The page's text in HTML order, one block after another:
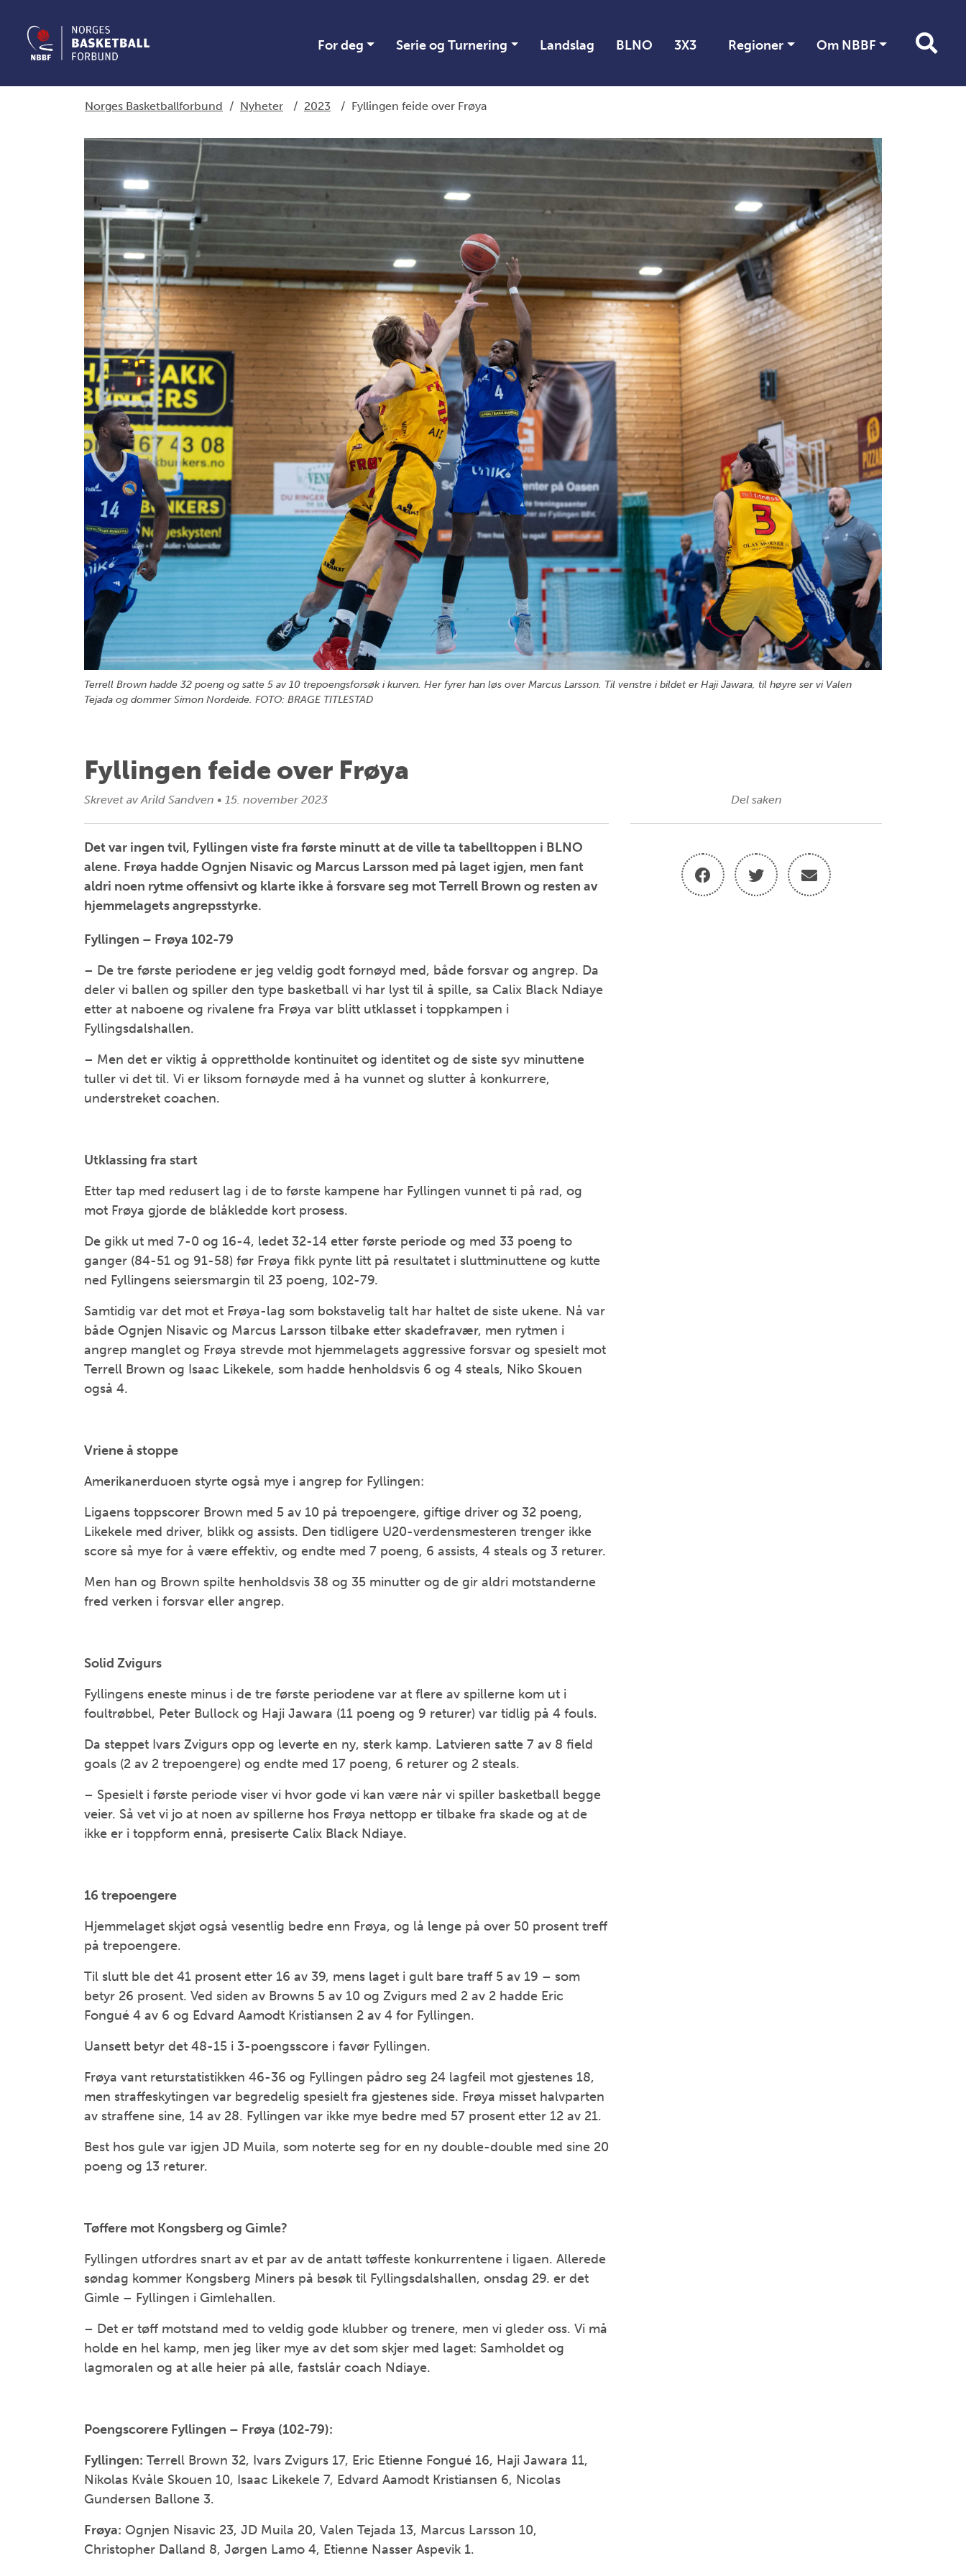
For deg Serie og Turnering Landslag BLNO 3X3 Regioner Om NBBF
Norges Basketballforbund / Nyheter / 2023 / Fyllingen feide over Frøya
Terrell Brown hadde 32 poeng og satte 5 av 10 trepoengsforsøk i kurven. Her fyrer han løs over Marcus Larsson. Til venstre i bildet er Haji Jawara, til høyre ser vi Valen
Tejada og dommer Simon Nordeide. FOTO: BRAGE TITLESTAD
Fyllingen feide over Frøya
Skrevet av Arild Sandven • 15. november 2023
Det var ingen tvil, Fyllingen viste fra første minutt at de ville ta tabelltoppen i BLNO
alene. Frøya hadde Ognjen Nisavic og Marcus Larsson med på laget igjen, men fant
aldri noen rytme offensivt og klarte ikke å forsvare seg mot Terrell Brown og resten av
hjemmelagets angrepsstyrke.
Fyllingen – Frøya 102-79
– De tre første periodene er jeg veldig godt fornøyd med, både forsvar og angrep. Da
deler vi ballen og spiller den type basketball vi har lyst til å spille, sa Calix Black Ndiaye
etter at naboene og rivalene fra Frøya var blitt utklasset i toppkampen i
Fyllingsdalshallen.
– Men det er viktig å opprettholde kontinuitet og identitet og de siste syv minuttene
tuller vi det til. Vi er liksom fornøyde med å ha vunnet og slutter å konkurrere,
understreket coachen.
Utklassing fra start
Etter tap med redusert lag i de to første kampene har Fyllingen vunnet ti på rad, og
mot Frøya gjorde de blåkledde kort prosess.
De gikk ut med 7-0 og 16-4, ledet 32-14 etter første periode og med 33 poeng to
ganger (84-51 og 91-58) før Frøya fikk pynte litt på resultatet i sluttminuttene og kutte
ned Fyllingens seiersmargin til 23 poeng, 102-79.
Samtidig var det mot et Frøya-lag som bokstavelig talt har haltet de siste ukene. Nå var
både Ognjen Nisavic og Marcus Larsson tilbake etter skadefravær, men rytmen i
angrep manglet og Frøya strevde mot hjemmelagets aggressive forsvar og spesielt mot
Terrell Brown og Isaac Likekele, som hadde henholdsvis 6 og 4 steals, Niko Skouen
også 4.
Vriene å stoppe
Amerikanerduoen styrte også mye i angrep for Fyllingen:
Ligaens toppscorer Brown med 5 av 10 på trepoengere, giftige driver og 32 poeng,
Likekele med driver, blikk og assists. Den tidligere U20-verdensmesteren trenger ikke
score så mye for å være effektiv, og endte med 7 poeng, 6 assists, 4 steals og 3 returer.
Men han og Brown spilte henholdsvis 38 og 35 minutter og de gir aldri motstanderne
fred verken i forsvar eller angrep.
Solid Zvigurs
Fyllingens eneste minus i de tre første periodene var at flere av spillerne kom ut i
foultrøbbel, Peter Bullock og Haji Jawara (11 poeng og 9 returer) var tidlig på 4 fouls.
Da steppet Ivars Zvigurs opp og leverte en ny, sterk kamp. Latvieren satte 7 av 8 field
goals (2 av 2 trepoengere) og endte med 17 poeng, 6 returer og 2 steals.
– Spesielt i første periode viser vi hvor gode vi kan være når vi spiller basketball begge
veier. Så vet vi jo at noen av spillerne hos Frøya nettopp er tilbake fra skade og at de
ikke er i toppform ennå, presiserte Calix Black Ndiaye.
16 trepoengere
Hjemmelaget skjøt også vesentlig bedre enn Frøya, og lå lenge på over 50 prosent treff
på trepoengere.
Til slutt ble det 41 prosent etter 16 av 39, mens laget i gult bare traff 5 av 19 – som
betyr 26 prosent. Ved siden av Browns 5 av 10 og Zvigurs med 2 av 2 hadde Eric
Fongué 4 av 6 og Edvard Aamodt Kristiansen 2 av 4 for Fyllingen.
Uansett betyr det 48-15 i 3-poengsscore i favør Fyllingen.
Frøya vant returstatistikken 46-36 og Fyllingen pådro seg 24 lagfeil mot gjestenes 18,
men straffeskytingen var begredelig spesielt fra gjestenes side. Frøya misset halvparten
av straffene sine, 14 av 28. Fyllingen var ikke mye bedre med 57 prosent etter 12 av 21.
Best hos gule var igjen JD Muila, som noterte seg for en ny double-double med sine 20
poeng og 13 returer.
Tøffere mot Kongsberg og Gimle?
Fyllingen utfordres snart av et par av de antatt tøffeste konkurrentene i ligaen. Allerede
søndag kommer Kongsberg Miners på besøk til Fyllingsdalshallen, onsdag 29. er det
Gimle – Fyllingen i Gimlehallen.
– Det er tøff motstand med to veldig gode klubber og trenere, men vi gleder oss. Vi må
holde en hel kamp, men jeg liker mye av det som skjer med laget: Samholdet og
lagmoralen og at alle heier på alle, fastslår coach Ndiaye.
Poengscorere Fyllingen – Frøya (102-79):
Fyllingen: Terrell Brown 32, Ivars Zvigurs 17, Eric Etienne Fongué 16, Haji Jawara 11,
Nikolas Kvåle Skouen 10, Isaac Likekele 7, Edvard Aamodt Kristiansen 6, Nicolas
Gundersen Ballone 3.
Frøya: Ognjen Nisavic 23, JD Muila 20, Valen Tejada 13, Marcus Larsson 10,
Christopher Dalland 8, Jørgen Lamo 4, Etienne Nasser Aspevik 1.
Del saken